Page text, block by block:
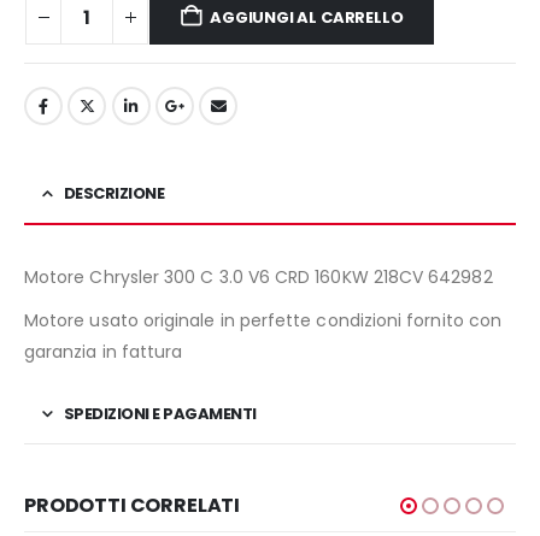
AGGIUNGI AL CARRELLO
DESCRIZIONE
Motore Chrysler 300 C 3.0 V6 CRD 160KW 218CV 642982
Motore usato originale in perfette condizioni fornito con
garanzia in fattura
SPEDIZIONI E PAGAMENTI
PRODOTTI CORRELATI